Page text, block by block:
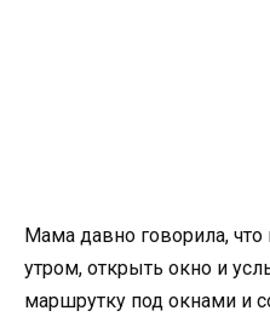
Мама давно говорила, что
утром, открыть окно и
маршрутку под окнами и